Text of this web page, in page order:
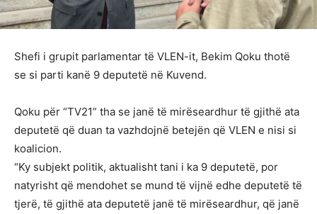
Shefi i grupit parlamentar të VLEN-it, Bekim Qoku thotë
se si parti kanë 9 deputetë në Kuvend.
Qoku për “TV21” tha se janë të mirëseardhur të gjithë ata
deputetë që duan ta vazhdojnë betejën që VLEN e nisi si
koalicion.
“Ky subjekt politik, aktualisht tani i ka 9 deputetë, por
natyrisht që mendohet se mund të vijnë edhe deputetë të
tjerë, të gjithë ata deputetë janë të mirëseardhur, që janë